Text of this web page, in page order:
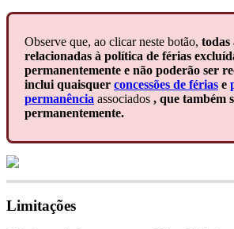
Observe que, ao clicar neste botão, todas
relacionadas à política de férias excluí
permanentemente e não poderão ser
inclui quaisquer concessões de férias e
permanência associados , que também
permanentemente.
Limitações